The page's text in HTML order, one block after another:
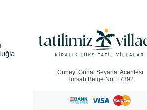
Cüneyt Günal Seyahat Acentesı
Tursab Belge No: 17392